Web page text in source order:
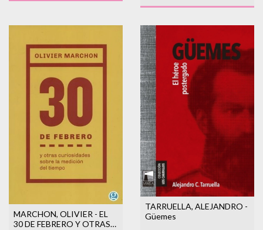
MARCHON, OLIVIER - EL
30 DE FEBRERO Y OTRAS
TARRUELLA, ALEJANDRO -
Güemes